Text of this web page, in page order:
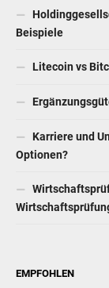
Beispiele
Litecoin vs
Karriere und
Optionen?
EMPFOHLEN